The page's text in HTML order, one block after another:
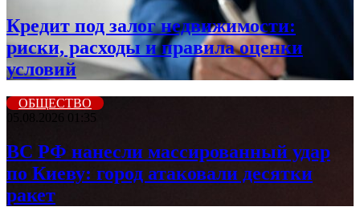
Кредит под залог недвижимости:
риски, расходы и правила оценки
условий
ОБЩЕСТВО
05.08.2026 01:35
ВС РФ нанесли массированный удар
по Киеву: город атаковали десятки
ракет